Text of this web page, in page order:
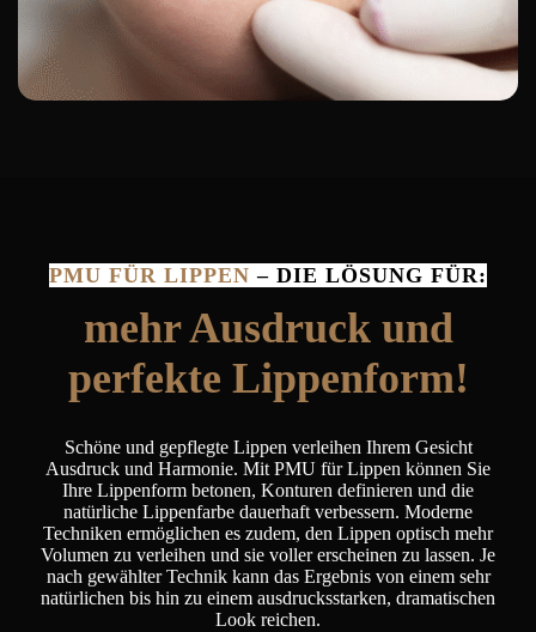
PMU FÜR LIPPEN– DIE LÖSUNG FÜR:
mehr Ausdruck und
perfekte Lippenform!
Schöne und gepflegte Lippen verleihen Ihrem Gesicht
Ausdruck und Harmonie. Mit PMU für Lippen können Sie
Ihre Lippenform betonen, Konturen definieren und die
natürliche Lippenfarbe dauerhaft verbessern. Moderne
Techniken ermöglichen es zudem, den Lippen optisch mehr
Volumen zu verleihen und sie voller erscheinen zu lassen. Je
nach gewählter Technik kann das Ergebnis von einem sehr
natürlichen bis hin zu einem ausdrucksstarken, dramatischen
Look reichen.